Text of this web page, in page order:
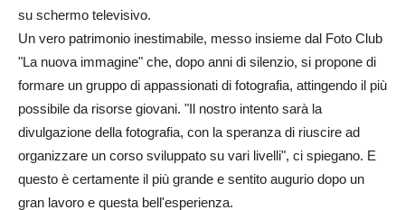
su schermo televisivo.
Un vero patrimonio inestimabile, messo insieme dal Foto Club
"La nuova immagine" che, dopo anni di silenzio, si propone di
formare un gruppo di appassionati di fotografia, attingendo il più
possibile da risorse giovani. "Il nostro intento sarà la
divulgazione della fotografia, con la speranza di riuscire ad
organizzare un corso sviluppato su vari livelli", ci spiegano. E
questo è certamente il più grande e sentito augurio dopo un
gran lavoro e questa bell'esperienza.